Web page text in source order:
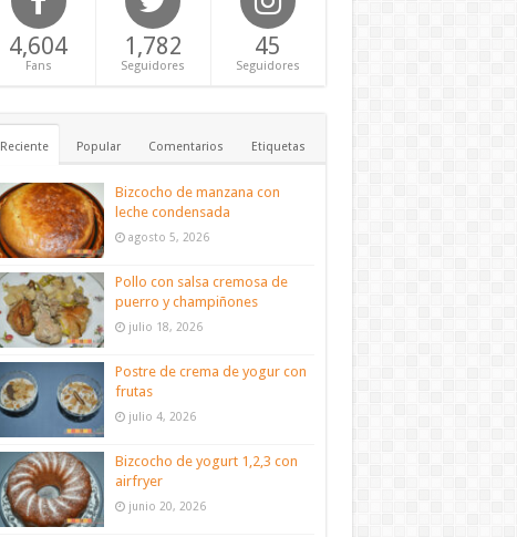
4,604
Fans
1,782
Seguidores
45
Seguidores
Reciente Popular Comentarios Etiquetas
Bizcocho de manzana con
leche condensada
agosto 5, 2026
Pollo con salsa cremosa de
puerro y champiñones
julio 18, 2026
Postre de crema de yogur con
frutas
julio 4, 2026
Bizcocho de yogurt 1,2,3 con
airfryer
junio 20, 2026